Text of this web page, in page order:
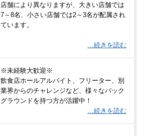
店舗により異なりますが、大きい店舗では
7～8名、小さい店舗では2～3名が配属され
ています。
…続きを読む
※未経験大歓迎※
飲食店ホールアルバイト、フリーター、別
業界からのチャレンジなど、様々なバック
グラウンドを持つ方が活躍中！
…続きを読む